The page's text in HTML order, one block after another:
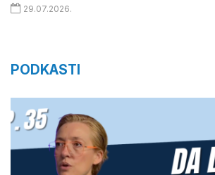
29.07.2026.
PODKASTI